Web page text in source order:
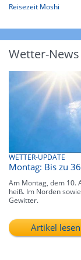
Reisezeit Moshi
Wetter-News
WETTER-UPDATE
Montag: Bis zu
Am Montag, dem 10.
heiß. Im Norden
Gewitter.
Artikel lesen